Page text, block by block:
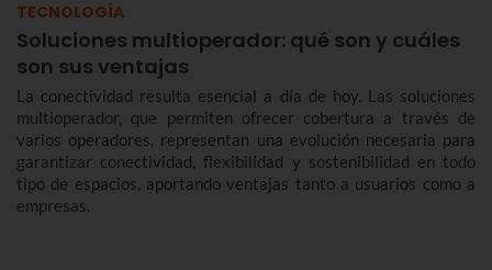
TECNOLOGÍA
Soluciones multioperador: qué son y cuáles
son sus ventajas
La conectividad resulta esencial a día de hoy. Las soluciones
multioperador, que permiten ofrecer cobertura a través de
varios operadores, representan una evolución necesaria para
garantizar conectividad, flexibilidad y sostenibilidad en todo
tipo de espacios, aportando ventajas tanto a usuarios como a
empresas.